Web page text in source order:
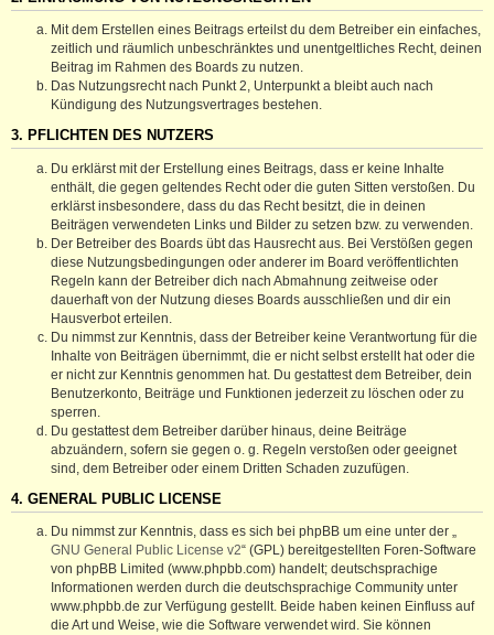
Mit dem Erstellen eines Beitrags erteilst du dem Betreiber ein einfaches,
zeitlich und räumlich unbeschränktes und unentgeltliches Recht, deinen
Beitrag im Rahmen des Boards zu nutzen.
Das Nutzungsrecht nach Punkt 2, Unterpunkt a bleibt auch nach
Kündigung des Nutzungsvertrages bestehen.
3. PFLICHTEN DES NUTZERS
Du erklärst mit der Erstellung eines Beitrags, dass er keine Inhalte
enthält, die gegen geltendes Recht oder die guten Sitten verstoßen. Du
erklärst insbesondere, dass du das Recht besitzt, die in deinen
Beiträgen verwendeten Links und Bilder zu setzen bzw. zu verwenden.
Der Betreiber des Boards übt das Hausrecht aus. Bei Verstößen gegen
diese Nutzungsbedingungen oder anderer im Board veröffentlichten
Regeln kann der Betreiber dich nach Abmahnung zeitweise oder
dauerhaft von der Nutzung dieses Boards ausschließen und dir ein
Hausverbot erteilen.
Du nimmst zur Kenntnis, dass der Betreiber keine Verantwortung für die
Inhalte von Beiträgen übernimmt, die er nicht selbst erstellt hat oder die
er nicht zur Kenntnis genommen hat. Du gestattest dem Betreiber, dein
Benutzerkonto, Beiträge und Funktionen jederzeit zu löschen oder zu
sperren.
Du gestattest dem Betreiber darüber hinaus, deine Beiträge
abzuändern, sofern sie gegen o. g. Regeln verstoßen oder geeignet
sind, dem Betreiber oder einem Dritten Schaden zuzufügen.
4. GENERAL PUBLIC LICENSE
Du nimmst zur Kenntnis, dass es sich bei phpBB um eine unter der „
GNU General Public License v2“ (GPL) bereitgestellten Foren-Software
von phpBB Limited (www.phpbb.com) handelt; deutschsprachige
Informationen werden durch die deutschsprachige Community unter
www.phpbb.de zur Verfügung gestellt. Beide haben keinen Einfluss auf
die Art und Weise, wie die Software verwendet wird. Sie können